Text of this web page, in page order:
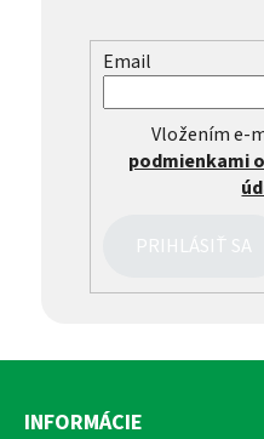
Email
Vložením e-
podmienkami
PRIHLÁSIŤ SA
Z
INFORMÁCIE